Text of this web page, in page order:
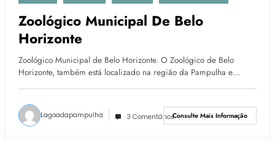
Zoológico Municipal De Belo
Horizonte
Zoológico Municipal de Belo Horizonte. O Zoológico de Belo
Horizonte, também está localizado na região da Pampulha e…
Lagoadapampulha 3 ComentáriosConsulte Mais Informação